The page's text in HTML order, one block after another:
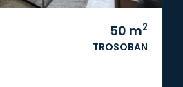
50 m2
TROSOBAN